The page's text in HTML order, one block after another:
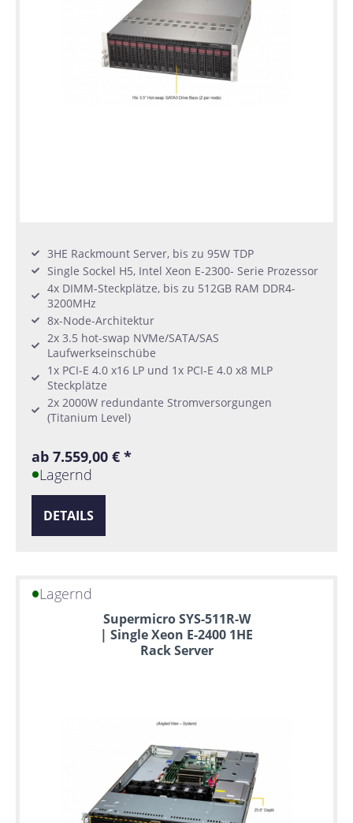
3HE Rackmount Server, bis zu 95W TDP
Single Sockel H5, Intel Xeon E-2300- Serie Prozessor
4x DIMM-Steckplätze, bis zu 512GB RAM DDR4-
3200MHz
8x-Node-Architektur
2x 3.5 hot-swap NVMe/SATA/SAS
Laufwerkseinschübe
1x PCI-E 4.0 x16 LP und 1x PCI-E 4.0 x8 MLP
Steckplätze
2x 2000W redundante Stromversorgungen
(Titanium Level)
ab 7.559,00 € *
Lagernd
DETAILS
Lagernd
Supermicro SYS-511R-W
| Single Xeon E-2400 1HE
Rack Server